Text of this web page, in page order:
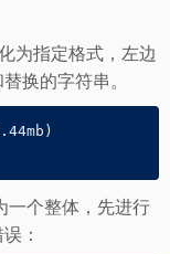
为指定格式，左边
换的字符串。
一个整体，先进行
：